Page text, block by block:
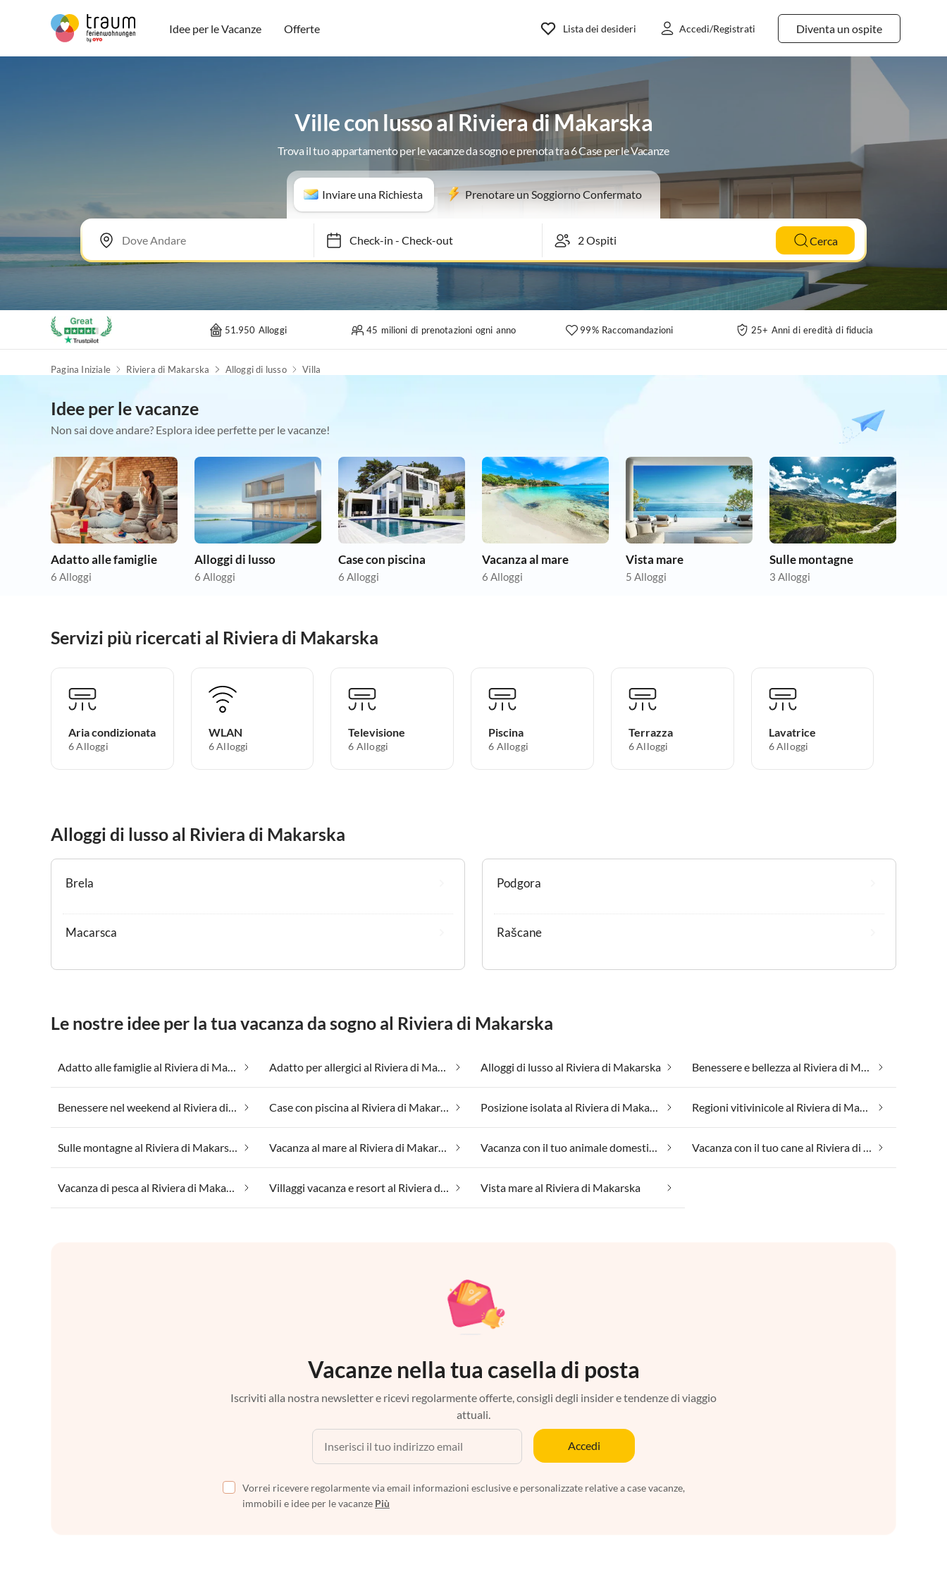
Idee per le Vacanze Offerte Diventa un ospite
Lista dei desideri Accedi/Registrati
Ville con lusso al Riviera di Makarska
Trova il tuo appartamento per le vacanze da sogno e prenota tra 6 Case per le Vacanze
Inviare una Richiesta Prenotare un Soggiorno Confermato
Check-in- Check-out Cerca
51.950 Alloggi 45 milioni di prenotazioni ogni anno 99% Raccomandazioni 25+ Anni di eredità di fiducia
Pagina Iniziale Riviera di Makarska Alloggi di lusso Villa
Idee per le vacanze
Non sai dove andare? Esplora idee perfette per le vacanze!
Adatto alle famiglie
6 Alloggi
Alloggi di lusso
6 Alloggi
Case con piscina
6 Alloggi
Vacanza al mare
6 Alloggi
Vista mare
5 Alloggi
Sulle montagne
3 Alloggi
Servizi più ricercati al Riviera di Makarska
Aria condizionata
6 Alloggi
WLAN
6 Alloggi
Televisione
6 Alloggi
Piscina
6 Alloggi
Terrazza
6 Alloggi
Lavatrice
6 Alloggi
Alloggi di lusso al Riviera di Makarska
Brela
Macarsca
Podgora
Rašcane
Le nostre idee per la tua vacanza da sogno al Riviera di Makarska
Adatto alle famiglie al Riviera di Makarska Adatto per allergici al Riviera di Makarska Alloggi di lusso al Riviera di Makarska Benessere e bellezza al Riviera di Makarska
Benessere nel weekend al Riviera di Makarska Case con piscina al Riviera di Makarska Posizione isolata al Riviera di Makarska Regioni vitivinicole al Riviera di Makarska
Sulle montagne al Riviera di Makarska Vacanza al mare al Riviera di Makarska Vacanza con il tuo animale domestico al Riviera di Makarska Vacanza con il tuo cane al Riviera di Makarska
Vacanza di pesca al Riviera di Makarska Villaggi vacanza e resort al Riviera di Makarska Vista mare al Riviera di Makarska
Vacanze nella tua casella di posta
Iscriviti alla nostra newsletter e ricevi regolarmente offerte, consigli degli insider e tendenze di viaggio
attuali.
Accedi
Vorrei ricevere regolarmente via email informazioni esclusive e personalizzate relative a case vacanze,
immobili e idee per le vacanze Più